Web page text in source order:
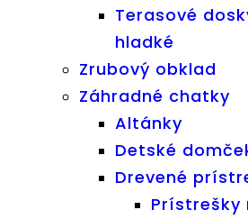
Terasové
hladké
Zrubový obklad
Záhradné chatky
Altánky
Detské
Drevené
Prístrešky